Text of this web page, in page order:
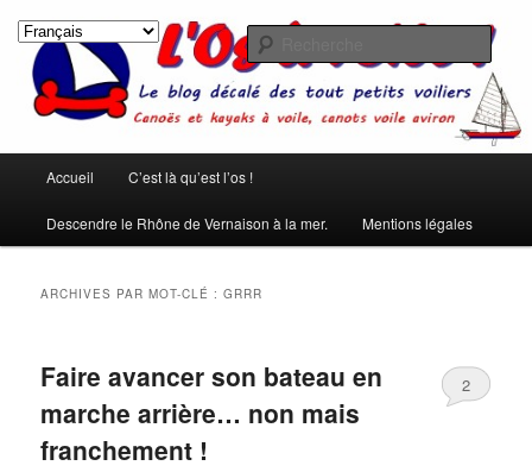
contenu
principal
contenu
secondaire
L'os à voile !
(Pierre Dac)
principal
Accueil C’est là qu’est l’os !
Descendre le Rhône de Vernaison à la mer. Mentions légales
ARCHIVES PAR MOT-CLÉ :GRRR
Faire avancer son bateau en
marche arrière… non mais
franchement !
2